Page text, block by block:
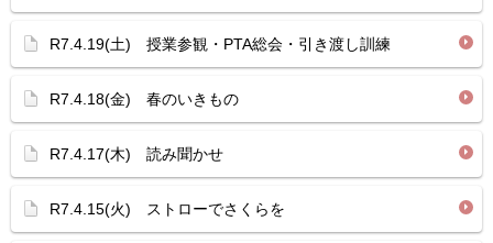
R7.4.19(土) 授業参観・PTA総会・引き渡し訓練
R7.4.18(金) 春のいきもの
R7.4.17(木) 読み聞かせ
R7.4.15(火) ストローでさくらを